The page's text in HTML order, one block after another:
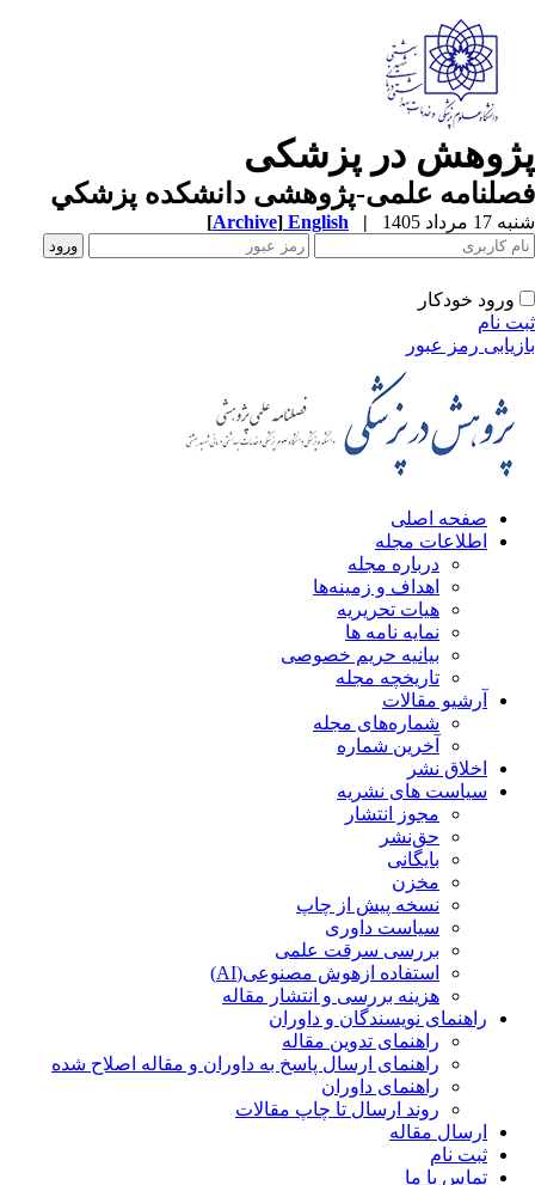
در پزشکی
علمی-پژوهشی دانشکده پزشکي
مرداد 1405 |
English
[Archive]
ورود خودکار
نام
رمز عبور
صفحه اصلی
اطلاعات مجله
درباره مجله
اهداف و زمینه‌ها
هیات تحریریه
نمایه نامه ها
بیانیه حریم خصوصی
تاریخچه مجله
آرشیو مقالات
شماره‌های مجله
آخرین شماره
اخلاق نشر
سیاست های نشریه
مجوز انتشار
حق‌نشر
بایگانی
مخزن
نسخه پیش از چاپ
سیاست داوری
بررسی سرقت علمی
استفاده ازهوش مصنوعی(AI)
هزینه بررسی و انتشار مقاله
راهنمای نویسندگان و داوران
راهنمای تدوین مقاله
راهنمای ارسال پاسخ به داوران و مقاله اصلاح شده
راهنمای داوران
روند ارسال تا چاپ مقالات
ارسال مقاله
ثبت نام
تماس با ما